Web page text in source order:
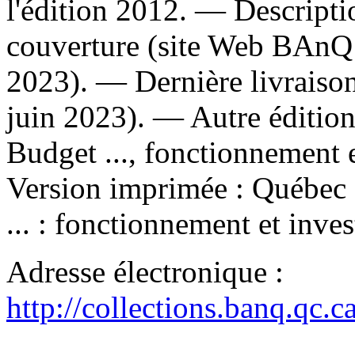
l'édition 2012. —
couverture (site Web
2023). — Dernière
juin 2023). —Autre
Budget ...,
Version imprimée :
... : fonctionnement et
Adresse électronique :
http://